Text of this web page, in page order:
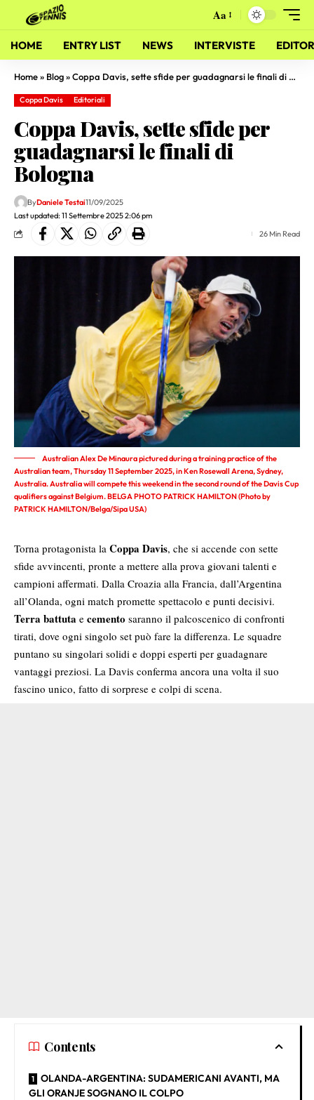
Aa
HOME ENTRY LIST NEWS INTERVISTE
Home» Blog»Coppa Davis, sette sfide per guadagnarsi le finali di Bologna
Coppa Davis Editoriali
Coppa Davis, sette sfide per
guadagnarsi le finali di
Bologna
Last updated: 11 Settembre 2025 2:06 pm
ByDaniele Testai11/09/2025
26 Min Read
Australian Alex De Minaura pictured during a training practice of the
Australian team, Thursday 11 September 2025, in Ken Rosewall Arena, Sydney,
Australia. Australia will compete this weekend in the second round of the Davis Cup
qualifiers against Belgium. BELGA PHOTO PATRICK HAMILTON (Photo by
PATRICK HAMILTON/Belga/Sipa USA)
Torna protagonista la Coppa Davis, che si accende con sette
sfide avvincenti, pronte a mettere alla prova giovani talenti e
campioni affermati. Dalla Croazia alla Francia, dall’Argentina
all’Olanda, ogni match promette spettacolo e punti decisivi.
Terra battuta e cemento saranno il palcoscenico di confronti
tirati, dove ogni singolo set può fare la differenza. Le squadre
puntano su singolari solidi e doppi esperti per guadagnare
vantaggi preziosi. La Davis conferma ancora una volta il suo
fascino unico, fatto di sorprese e colpi di scena.
Contents
OLANDA-ARGENTINA: SUDAMERICANI AVANTI, MA
GLI ORANJE SOGNANO IL COLPO